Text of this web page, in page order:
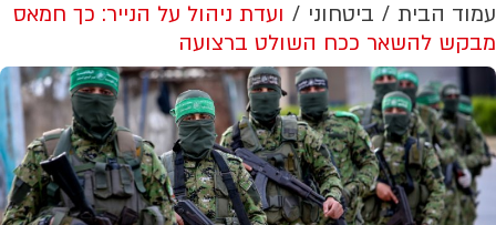
עמוד הבית ביטחוני
ועדת ניהול על הנייר: כך חמאס
מבקש להשאר ככח השולט ברצועה